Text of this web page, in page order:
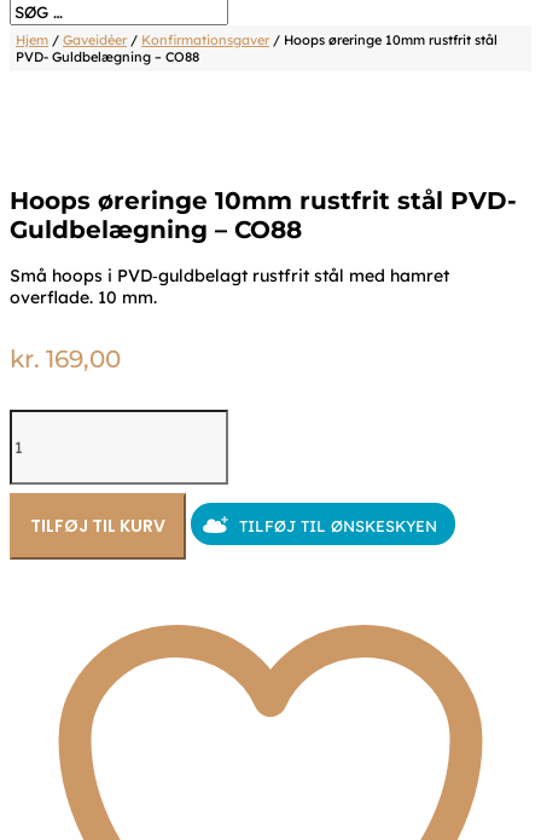
Hjem / Gaveidéer/ Konfirmationsgaver/ Hoops øreringe 10mm rustfrit stål
PVD- Guldbelægning – CO88
Hoops øreringe 10mm rustfrit stål PVD-
Guldbelægning – CO88
Små hoops i PVD‑guldbelagt rustfrit stål med hamret
overflade. 10 mm.
kr. 169,00
øreringe
rustfrit
PVD-
TILFØJ TIL KURV TILFØJ TIL ØNSKESKYEN